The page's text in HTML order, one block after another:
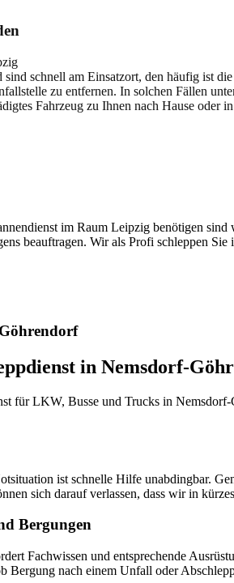
schnell am Einsatzort, den häufig ist
zu entfernen. In solchen Fällen
Fahrzeug zu Ihnen nach Hause oder
im Raum Leipzig benötigen
beauftragen. Wir als Profi schleppen
in Nemsdorf-
für LKW, Busse und Trucks in
ist schnelle Hilfe unabdingbar.
sich darauf verlassen, dass wir in
Bergungen
Fachwissen und entsprechende
Bergung nach einem Unfall oder